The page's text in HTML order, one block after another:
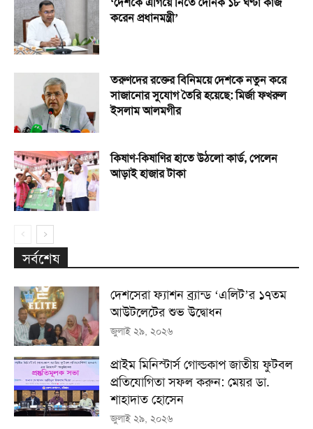
করেন প্রধানমন্ত্রী’
তরুণদের রক্তের বিনিময়ে দেশকে নতুন করে
সাজানোর সুযোগ তৈরি হয়েছে: মির্জা ফখরুল
ইসলাম আলমগীর
কিষাণ-কিষাণির হাতে উঠলো কার্ড, পেলেন
আড়াই হাজার টাকা
সর্বশেষ
দেশসেরা ফ্যাশন ব্র্যান্ড ‘এলিট’র ১৭তম
আউটলেটের শুভ উদ্বোধন
জুলাই ২৯, ২০২৬
প্রাইম মিনিস্টার্স গোল্ডকাপ জাতীয় ফুটবল
প্রতিযোগিতা সফল করুন: মেয়র ডা.
শাহাদাত হোসেন
জুলাই ২৯, ২০২৬